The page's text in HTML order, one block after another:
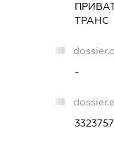
ТРАНС
-